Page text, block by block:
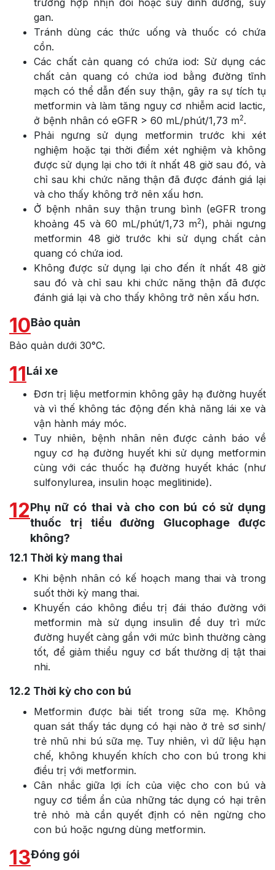
gan.
Tránh dùng các thức uống và thuốc có chứa
cồn.
Các chất cản quang có chứa iod: Sử dụng các
chất cản quang có chứa iod bằng đường tĩnh
mạch có thể dẫn đến suy thận, gây ra sự tích tụ
metformin và làm tăng nguy cơ nhiễm acid lactic,
ở bệnh nhân có eGFR > 60 mL/phút/1,73 m2.
Phải ngưng sử dụng metformin trước khi xét
nghiệm hoặc tại thời điểm xét nghiệm và không
được sử dụng lại cho tới ít nhất 48 giờ sau đó, và
chỉ sau khi chức năng thận đã được đánh giá lại
và cho thấy không trở nên xấu hơn.
Ở bệnh nhân suy thận trung bình (eGFR trong
khoảng 45 và 60 mL/phút/1,73 m2), phải ngưng
metformin 48 giờ trước khi sử dụng chất cản
quang có chứa iod.
Không được sử dụng lại cho đến ít nhất 48 giờ
sau đó và chỉ sau khi chức năng thận đã được
đánh giá lại và cho thấy không trở nên xấu hơn.
10Bảo quản
Bảo quản dưới 30°C.
11Lái xe
Đơn trị liệu metformin không gây hạ đường huyết
và vì thế không tác động đến khả năng lái xe và
vận hành máy móc.
Tuy nhiên, bệnh nhân nên được cảnh báo về
nguy cơ hạ đường huyết khi sử dụng metformin
cùng với các thuốc hạ đường huyết khác (như
sulfonylurea, insulin hoạc meglitinide).
12Phụ nữ có thai và cho con bú có sử dụng
thuốc trị tiểu đường Glucophage được
không?
12.1 Thời kỳ mang thai
Khi bệnh nhân có kế hoạch mang thai và trong
suốt thời kỳ mang thai.
Khuyến cáo không điều trị đái tháo đường với
metformin mà sử dụng insulin để duy trì mức
đường huyết càng gần với mức bình thường càng
tốt, để giảm thiểu nguy cơ bất thường dị tật thai
nhi.
12.2 Thời kỳ cho con bú
Metformin được bài tiết trong sữa mẹ. Không
quan sát thấy tác dụng có hại nào ở trẻ sơ sinh/
trẻ nhũ nhi bú sữa mẹ. Tuy nhiên, vì dữ liệu hạn
chế, không khuyến khích cho con bú trong khi
điều trị với metformin.
Cân nhắc giữa lợi ích của việc cho con bú và
nguy cơ tiềm ẩn của những tác dụng có hại trên
trẻ nhỏ mà cần quyết định có nên ngừng cho
con bú hoặc ngưng dùng metformin.
13Đóng gói